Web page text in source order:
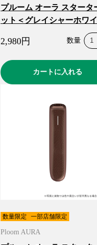
プルーム オーラ スタータ
ット＜グレイシャーホワ
2,980円 数量
カートに入れる
数量限定 一部店舗限定
Ploom AURA